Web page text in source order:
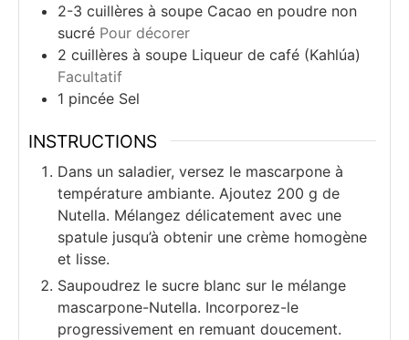
2-3 cuillères à soupe Cacao en poudre non
sucré Pour décorer
2 cuillères à soupe Liqueur de café (Kahlúa)
Facultatif
1 pincée Sel
INSTRUCTIONS
Dans un saladier, versez le mascarpone à
température ambiante. Ajoutez 200 g de
Nutella. Mélangez délicatement avec une
spatule jusqu’à obtenir une crème homogène
et lisse.
Saupoudrez le sucre blanc sur le mélange
mascarpone-Nutella. Incorporez-le
progressivement en remuant doucement.